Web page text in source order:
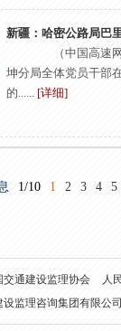
新疆：哈密公路局巴
（中国高速网
坤分局全体党员干部
的...... [详细]
1/10 1 2 3 4 5
交通建设监理协会
人
设监理咨询集团有限公